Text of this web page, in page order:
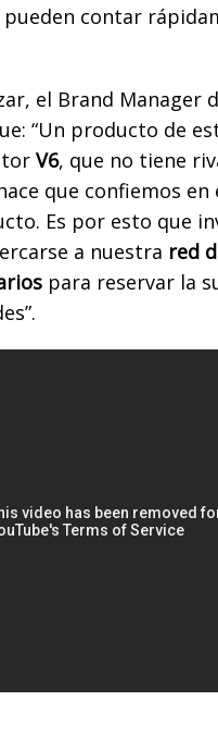
contar
el Brand Manager
“Un producto de
V6, que no tiene
que confiemos en
Es por esto que
a nuestra red
para reservar la